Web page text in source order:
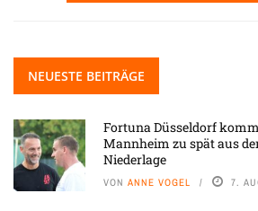
NEUESTE BEITRÄGE
Fortuna Düsseldorf
Mannheim zu spät aus
Niederlage
VON ANNE VOGEL 7.